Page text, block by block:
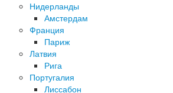
Нидерланды
Амстердам
Франция
Париж
Латвия
Рига
Португалия
Лиссабон